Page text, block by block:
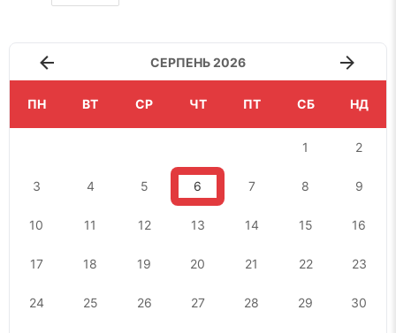
СЕРПЕНЬ 2026
ПН ВТ СР ЧТ ПТ СБ НД
1 2
3 4 5 6 7 8 9
10 11 12 13 14 15 16
17 18 19 20 21 22 23
24 25 26 27 28 29 30